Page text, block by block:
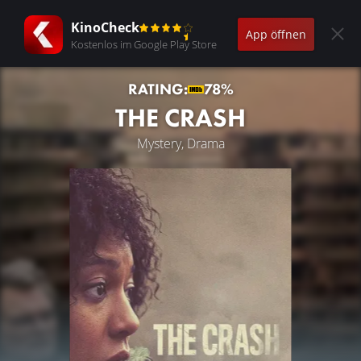
KinoCheck
Kostenlos im Google Play Store
App öffnen
RATING: 78%
THE CRASH
Mystery, Drama